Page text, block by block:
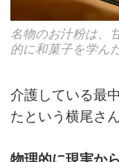
名物のお汁粉は、
的に和菓子を学ん
介護している最
たという横尾さん